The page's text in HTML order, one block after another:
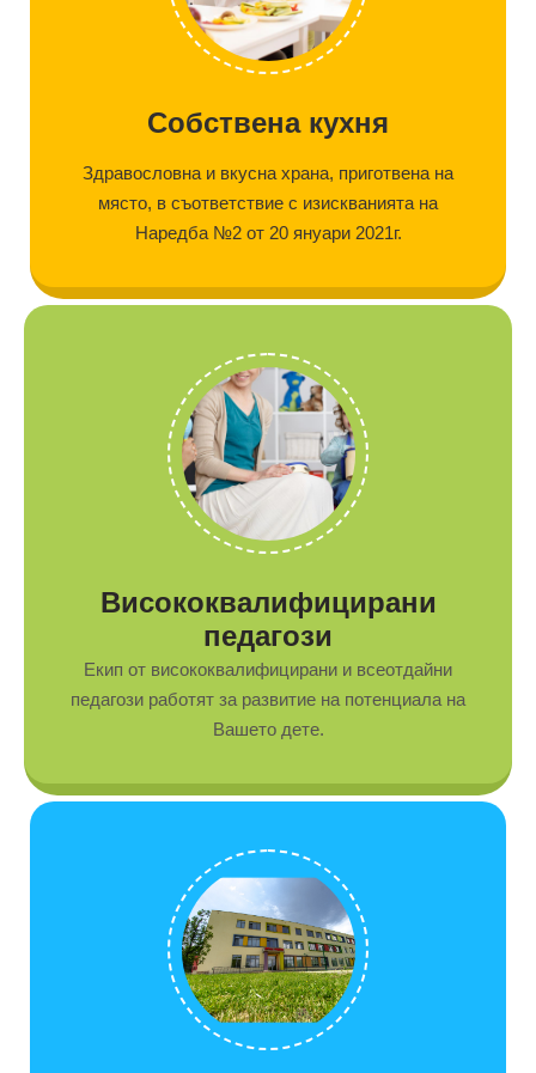
Собствена кухня
Здравословна и вкусна храна, приготвена на
място, в съответствие с изискванията на
Наредба №2 от 20 януари 2021г.
Висококвалифицирани
педагози
Eкип от висококвалифицирани и всеотдайни
педагози работят за развитие на потенциала на
Вашето дете.